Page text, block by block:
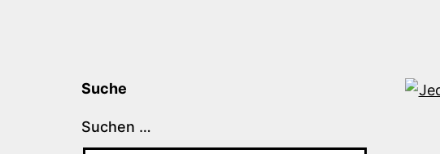
Suche
Suchen …